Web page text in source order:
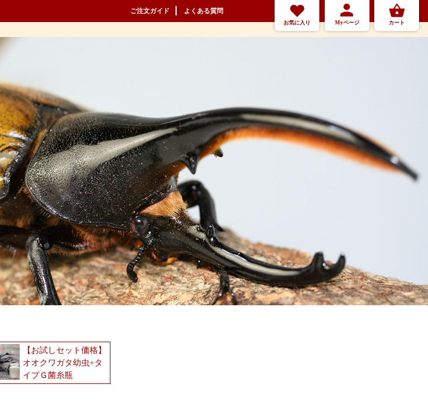
ご注文ガイド よくある質問
お気に入り Myページ カート
【お試しセット価格】
オオクワガタ幼虫+タ
イプＧ菌糸瓶